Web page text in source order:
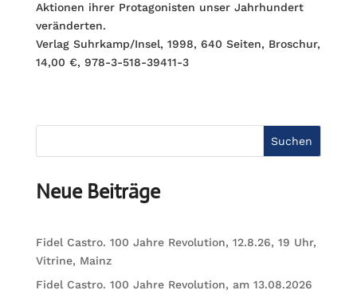
Aktionen ihrer Protagonisten unser Jahrhundert
veränderten.
Verlag Suhrkamp/Insel, 1998, 640 Seiten, Broschur,
14,00 €, 978-3-518-39411-3
Suchen
Neue Beiträge
Fidel Castro. 100 Jahre Revolution, 12.8.26, 19 Uhr,
Vitrine, Mainz
Fidel Castro. 100 Jahre Revolution, am 13.08.2026